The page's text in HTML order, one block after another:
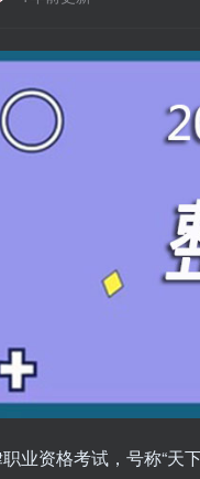
业资格考试，号称“天